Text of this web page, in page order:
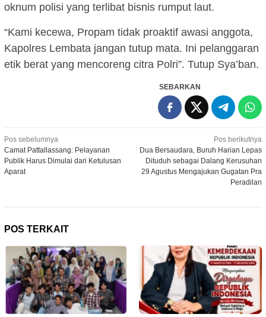
oknum polisi yang terlibat bisnis rumput laut.
“Kami kecewa, Propam tidak proaktif awasi anggota,
Kapolres Lembata jangan tutup mata. Ini pelanggaran
etik berat yang mencoreng citra Polri”. Tutup Sya’ban.
SEBARKAN
Navigasi
pos
Pos sebelumnya
Camat Pattallassang: Pelayanan
Publik Harus Dimulai dari Ketulusan
Aparat
Pos berikutnya
Dua Bersaudara, Buruh Harian Lepas
Dituduh sebagai Dalang Kerusuhan
29 Agustus Mengajukan Gugatan Pra
Peradilan
POS TERKAIT